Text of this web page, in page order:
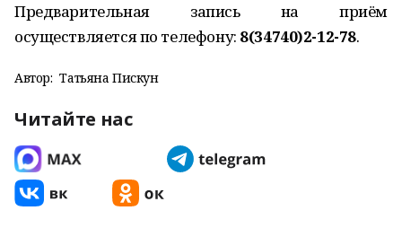
Предварительная запись на приём
осуществляется по телефону: 8(34740)2-12-78.
Автор: Татьяна Пискун
Читайте нас